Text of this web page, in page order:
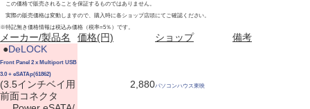
この価格で販売されることを保証するものではありません。
実際の販売価格は変動しますので、購入時に各ショップ店頭にてご確認ください。
※特記無き価格情報は税込み価格（税率=5％）です。
メーカー/製品名 価格(円) ショップ
備考
●DeLOCK
Front Panel 2 x Multiport USB
3.0 + eSATAp(61862)
(3.5インチベイ用
前面コネクタ
2,880パソコンハウス東映